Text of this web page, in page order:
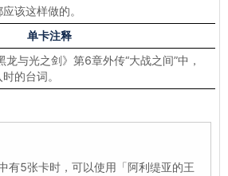
该这样做的。
单卡注释
龙与光之剑》第6章外传“大战之间”中，
的台词。
有5张卡时，可以使用「阿利缇亚的王